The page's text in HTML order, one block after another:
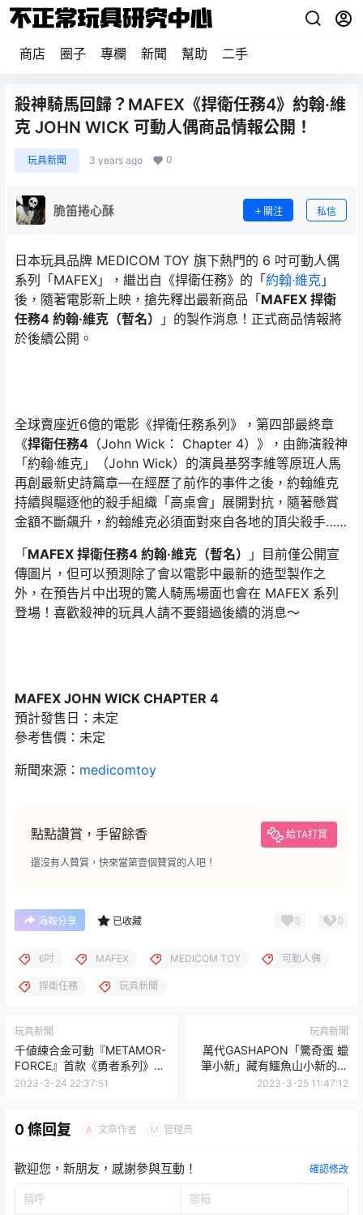
商店 圈子 專欄 新聞 幫助 二手
殺神騎馬回歸？MAFEX《捍衛任務4》約翰·維
克 JOHN WICK 可動人偶商品情報公開！
玩具新聞 3 years ago 0
脆笛捲心酥 關注 私信
日本玩具品牌 MEDICOM TOY 旗下熱門的 6 吋可動人偶
系列「MAFEX」，繼出自《捍衛任務》的「約翰·維克 」
後，隨著電影新上映，搶先釋出最新商品「MAFEX 捍衛
任務4 約翰·維克（暫名）
」的製作消息！正式商品情報將
於後續公開。
全球賣座近6億的電影《捍衛任務系列》，第四部最終章
《捍衛任務4 （John Wick： Chapter 4）》，由飾演殺神
「約翰·維克」（John Wick）的演員基努李維等原班人馬
再創最新史詩篇章—在經歷了前作的事件之後，約翰維克
持續與驅逐他的殺手組織「高桌會」展開對抗，隨著懸賞
金額不斷飆升，約翰維克必須面對來自各地的頂尖殺手……
「MAFEX 捍衛任務4 約翰·維克（暫名）
」目前僅公開宣
傳圖片，但可以預測除了會以電影中最新的造型製作之
外，在預告片中出現的驚人騎馬場面也會在 MAFEX 系列
登場！喜歡殺神的玩具人請不要錯過後續的消息～
MAFEX JOHN WICK CHAPTER 4
預計發售日：未定
參考售價：未定
新聞來源： medicomtoy
點點讚賞，手留餘香 給TA打賞
還沒有人贊賞，快來當第壹個贊賞的人吧！
海報分享 已收藏 0 0
6吋 MAFEX MEDICOM TOY 可動人偶
捍衛任務 玩具新聞
玩具新聞
千値練合金可動『METAMOR-
FORCE』首款《勇者系列》商
品將於 28 日公開！
2023-3-24 22:37:51
玩具新聞
萬代GASHAPON「驚奇蛋 蠟
筆小新」藏有鱷魚山小新的泡
澡球轉蛋化登場！
2023-3-25 11:47:12
0 條回复 A 文章作者 M 管理员
歡迎您，新朋友，感謝參與互動！ 確認修改